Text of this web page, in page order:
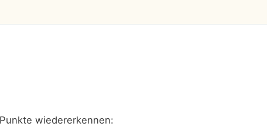
wiedererkennen: